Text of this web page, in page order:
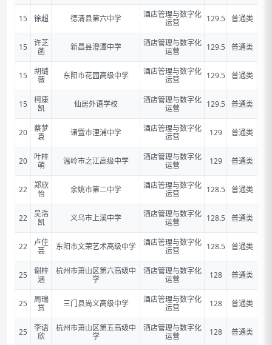
15 徐超 德清县第六中学
酒店管理与数字化
运营
129.5 普通类
15
许芝
菡
新昌县澄潭中学
酒店管理与数字化
运营
129.5 普通类
15
胡璐
薇
东阳市花园高级中学
酒店管理与数字化
运营
129.5 普通类
15
柯康
凯
仙居外语学校
酒店管理与数字化
运营
129.5 普通类
20
蔡梦
袁
诸暨市浬浦中学
酒店管理与数字化
运营
129 普通类
20
叶梓
萌
温岭市之江高级中学
酒店管理与数字化
运营
129 普通类
22
郑欣
怡
余姚市第二中学
酒店管理与数字化
运营
128.5 普通类
22
吴浩
凯
义乌市上溪中学
酒店管理与数字化
运营
128.5 普通类
22
卢佳
芸
东阳市文荣艺术高级中学
酒店管理与数字化
运营
128.5 普通类
25
谢梓
涵
杭州市萧山区第六高级中
学
酒店管理与数字化
运营
128 普通类
25
周瑞
赏
三门县尚义高级中学
酒店管理与数字化
运营
128 普通类
25
李语
欣
杭州市萧山区第五高级中
学
酒店管理与数字化
运营
128 普通类